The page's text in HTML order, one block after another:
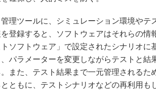
理ツールに、シミュレーション環境やテ
登録すると、ソフトウェアはそれらの情
ソフトウェア」で設定されたシナリオに
パラメーターを変更しながらテストと結
また、テスト結果まで一元管理されるた
ともに、テストシナリオなどの再利用も